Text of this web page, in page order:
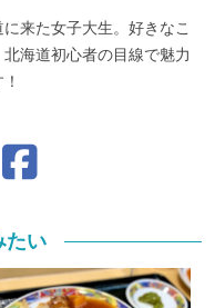
来た女子大生。好きなこ
海道初心者の目線で魅力
たい